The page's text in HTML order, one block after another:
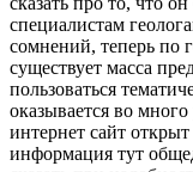
специалистам
сомнений, теперь по
существует масса
пользоваться
оказывается во
интернет сайт
информация тут